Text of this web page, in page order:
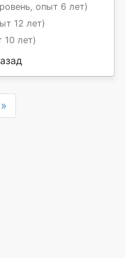
опыт 6 лет)
12 лет)
10 лет)
»